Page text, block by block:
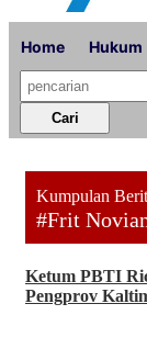
Home Hukum
Kumpulan
#Frit
Ketum PBTI
Pengprov